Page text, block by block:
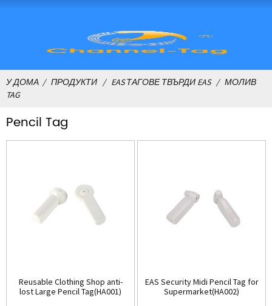
У ДОМА ПРОДУКТИ EAS ТАГОВЕ ТВЪРДИ EAS
МОЛИВ
TAG
Pencil Tag
Reusable Clothing Shop anti-
lost Large Pencil Tag(HA001)
EAS Security Midi Pencil Tag for
Supermarket(HA002)